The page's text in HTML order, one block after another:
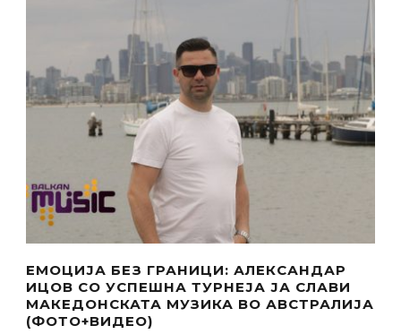
ЕМОЦИЈА БЕЗ ГРАНИЦИ: АЛЕКСАНДАР
ИЦОВ СО УСПЕШНА ТУРНЕЈА ЈА СЛАВИ
МАКЕДОНСКАТА МУЗИКА ВО АВСТРАЛИЈА
(ФОТО+ВИДЕО)